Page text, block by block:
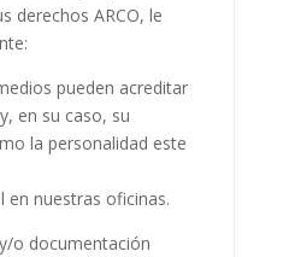
derechos ARCO, le
pueden acreditar
en su caso, su
la personalidad este
en nuestras oficinas.
o documentación